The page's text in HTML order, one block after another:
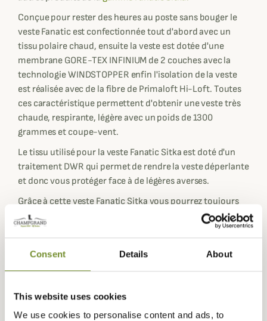
Consent Details About
This website uses cookies
We use cookies to personalise content and ads, to
Conçue pour rester des heures au poste sans bouger le
veste Fanatic est confectionnée tout d'abord avec un
tissu polaire chaud, ensuite la veste est dotée d'une
membrane GORE-TEX INFINIUM de 2 couches avec la
technologie WINDSTOPPER enfin l'isolation de la veste
est réalisée avec de la fibre de Primaloft Hi-Loft. Toutes
ces caractéristique permettent d'obtenir une veste très
chaude, respirante, légère avec un poids de 1300
grammes et coupe-vent.
Le tissu utilisé pour la veste Fanatic Sitka est doté d'un
traitement DWR qui permet de rendre la veste déperlante
et donc vous protéger face à de légères averses.
Grâce à cette veste Fanatic Sitka vous pourrez toujours
apporter l'équipement essentiel à la chasse à l'arc. La
veste dispose une poche zippée sur le devant pour ranger
rapidement un télémètre laser... la veste est dotée d'un
poche sur le torse.
Conçue pour les archers la veste Fanatic Sitka est